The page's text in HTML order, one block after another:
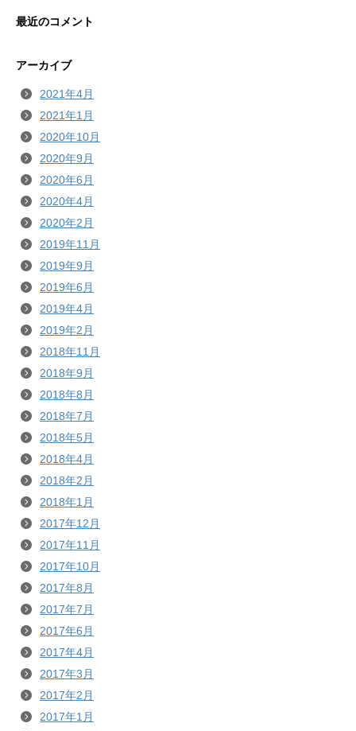
最近のコメント
アーカイブ
2021年4月
2021年1月
2020年10月
2020年9月
2020年6月
2020年4月
2020年2月
2019年11月
2019年9月
2019年6月
2019年4月
2019年2月
2018年11月
2018年9月
2018年8月
2018年7月
2018年5月
2018年4月
2018年2月
2018年1月
2017年12月
2017年11月
2017年10月
2017年8月
2017年7月
2017年6月
2017年4月
2017年3月
2017年2月
2017年1月